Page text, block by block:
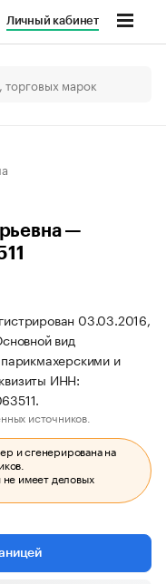
Личный кабинет
—
03.03.2016,
вид
и
ИНН:
источников.
и сгенерирована на
не имеет деловых